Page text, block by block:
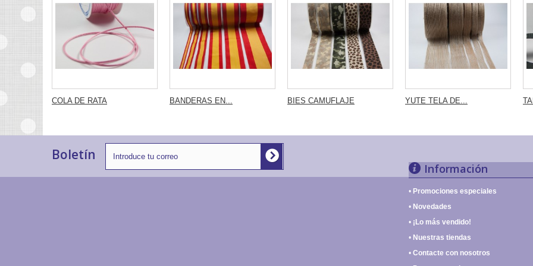
COLA DE RATA BANDERAS EN... BIES CAMUFLAJE YUTE TELA DE...
Boletín
Información
Promociones especiales
Novedades
¡Lo más vendido!
Nuestras tiendas
Contacte con nosotros